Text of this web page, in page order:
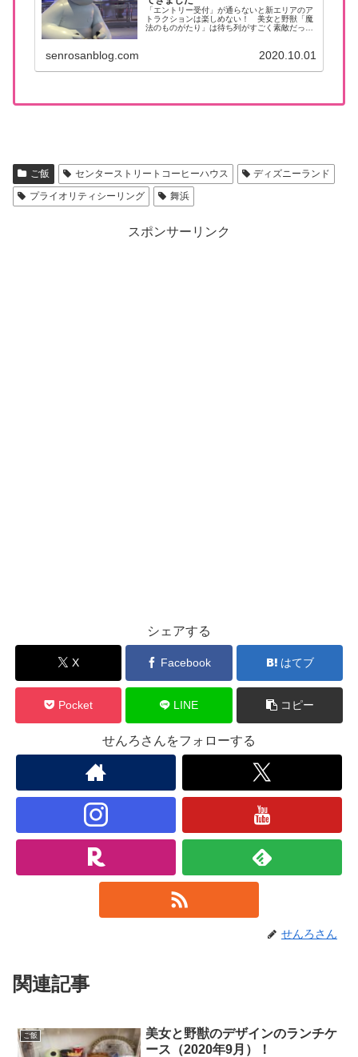
「エントリー受付」が通らないと新エリアのア
トラクションは楽しめない！ 美女と野獣「魔
法のものがたり」は待ち列がすごく素敵だっ
senrosanblog.com 2020.10.01
ご飯 センターストリートコーヒーハウス
ディズニーランド
プライオリティシーリング
舞浜
スポンサーリンク
シェアする
X Facebook はてブ
Pocket LINE コピー
せんろさんをフォローする
せんろさん
関連記事
ご飯
美女と野獣のデザインのランチケ
ース（2020年9月）！